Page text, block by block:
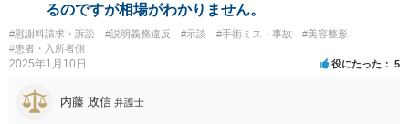
るのですが相場がわかりません。
#慰謝料請求・訴訟 #説明義務違反 #示談 #手術ミス・事故
#美容整形
#患者・入所者側
2025年1月10日 役にたった 5
内藤 政信 弁護士